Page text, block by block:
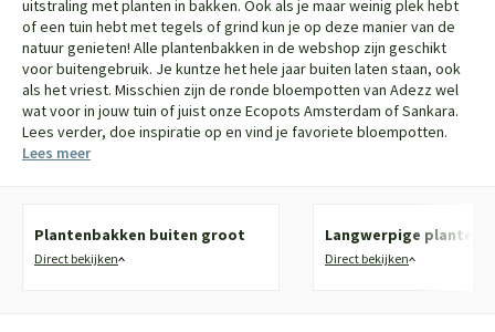
uitstraling met planten in bakken. Ook als je maar weinig plek hebt
of een tuin hebt met tegels of grind kun je op deze manier van de
natuur genieten! Alle plantenbakken in de webshop zijn geschikt
voor buitengebruik. Je kuntze het hele jaar buiten laten staan, ook
als het vriest. Misschien zijn de ronde bloempotten van Adezz wel
wat voor in jouw tuin of juist onze Ecopots Amsterdam of Sankara.
Lees verder, doe inspiratie op en vind je favoriete bloempotten.
Lees meer
Plantenbakken buiten groot
Direct bekijken
Langwerpige
Direct bekijken